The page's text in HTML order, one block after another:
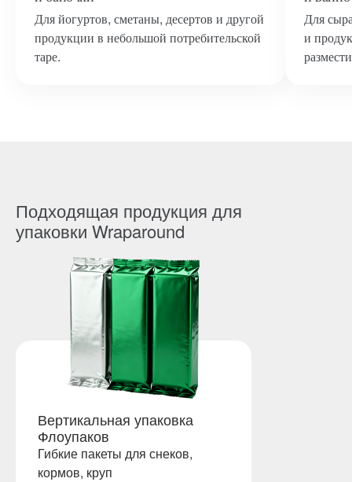
Для йогуртов, сметаны, десертов и другой
продукции в небольшой потребительской
таре.
Для
и
Вертикальная упаковка
Флоупаков
Гибкие пакеты для снеков,
кормов, круп
Подходящая продукция для
упаковки Wraparound